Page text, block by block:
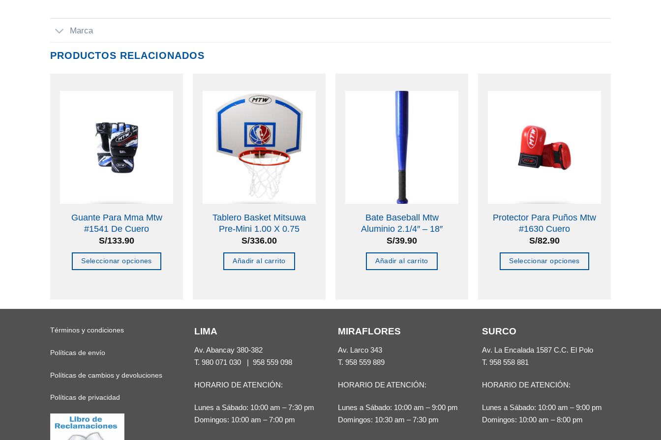
Marca
PRODUCTOS RELACIONADOS
Guante Para Mma Mtw
#1541 De Cuero
S/133.90
Seleccionar opciones
variantes.
se
elegir
en
la
Tablero Basket Mitsuwa
Pre-Mini 1.00 X 0.75
S/336.00
Añadir al carrito
Bate Baseball Mtw
Aluminio 2.1/4″ – 18″
S/39.90
Añadir al carrito
Protector Para Puños Mtw
#1630 Cuero
S/82.90
Seleccionar opciones
Las
pueden
Términos y condiciones
Políticas de envío
Políticas de cambios y devoluciones
Políticas de privacidad
LIMA
Av. Abancay 380-382
T. 980 071 030| 958 559 098
HORARIO DE ATENCIÓN:
Lunes a Sábado: 10:00 am – 7:30 pm
Domingos: 10:00 am – 7:00 pm
MIRAFLORES
Av. Larco 343
T. 958 559 889
HORARIO DE ATENCIÓN:
Lunes a Sábado: 10:00 am – 9:00 pm
Domingos: 10:30 am – 7:30 pm
SURCO
Av. La Encalada 1587 C.C. El Polo
T. 958 558 881
HORARIO DE ATENCIÓN:
Lunes a Sábado: 10:00 am – 9:00 pm
Domingos: 10:00 am – 8:00 pm